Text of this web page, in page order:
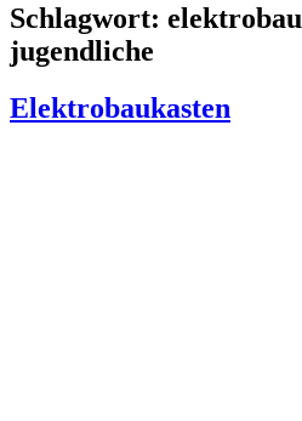
Schlagwort:
jugendliche
Elektrobaukasten